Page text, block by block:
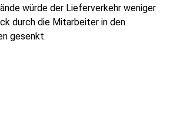
würde der Lieferverkehr weniger
durch die Mitarbeiter in den
gesenkt.